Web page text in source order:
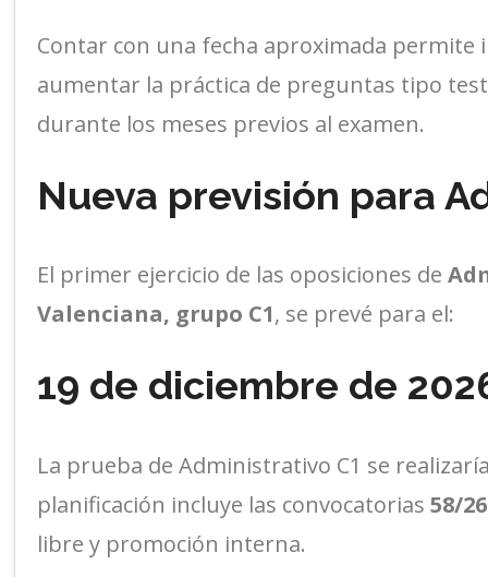
Contar con una fecha aproximada
aumentar la práctica de preguntas tipo
durante los meses previos al examen.
Nueva previsión para
El primer ejercicio de las oposiciones de
Valenciana, grupo C1, se prevé para el:
19 de diciembre de
La prueba de Administrativo C1 se
planificación incluye las convocatorias 58/
libre y promoción interna.